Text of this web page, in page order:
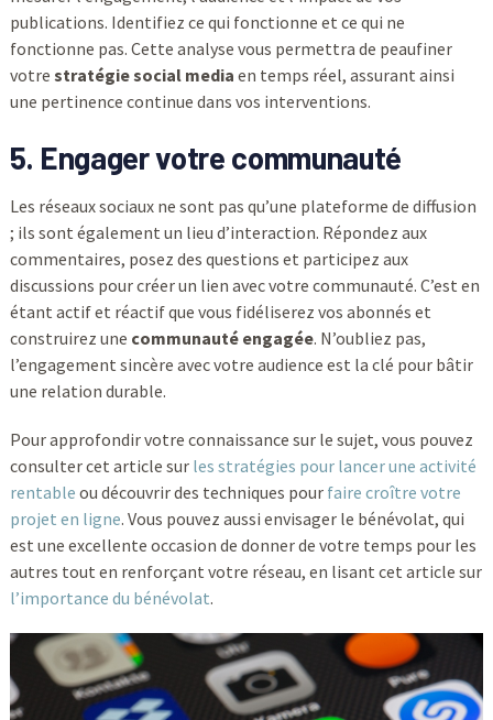
publications. Identifiez ce qui fonctionne et ce qui ne
fonctionne pas. Cette analyse vous permettra de peaufiner
votre stratégie social media en temps réel, assurant ainsi
une pertinence continue dans vos interventions.
5. Engager votre communauté
Les réseaux sociaux ne sont pas qu’une plateforme de diffusion
; ils sont également un lieu d’interaction. Répondez aux
commentaires, posez des questions et participez aux
discussions pour créer un lien avec votre communauté. C’est en
étant actif et réactif que vous fidéliserez vos abonnés et
construirez une communauté engagée. N’oubliez pas,
l’engagement sincère avec votre audience est la clé pour bâtir
une relation durable.
Pour approfondir votre connaissance sur le sujet, vous pouvez
consulter cet article sur les stratégies pour lancer une activité
rentable ou découvrir des techniques pour faire croître votre
projet en ligne. Vous pouvez aussi envisager le bénévolat, qui
est une excellente occasion de donner de votre temps pour les
autres tout en renforçant votre réseau, en lisant cet article sur
l’importance du bénévolat.